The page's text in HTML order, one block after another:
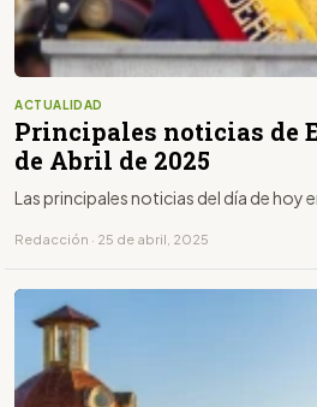
ACTUALIDAD
Principales noticias de
de Abril de 2025
Las principales noticias del día de hoy
Redacción · 25 de abril, 2025